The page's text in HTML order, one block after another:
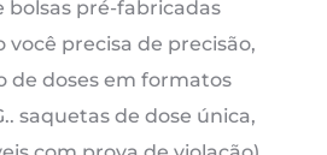
bolsas pré-fabricadas
precisa de precisão,
de doses em formatos
saquetas de dose única,